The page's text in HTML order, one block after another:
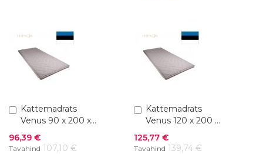
Kattemadrats
Venus 90 x 200 x
4 cm
Soodushind
96,39 €
Tavahind 107,10 €
Lisa
ostukorvi
Kattemadrats
Venus 120 x 200 x
4 cm
Soodushind
125,77 €
Tavahind 139,74 €
Lisa
ostukorvi